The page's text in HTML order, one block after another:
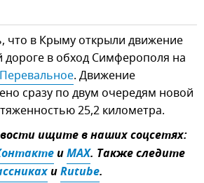
что в Крыму открыли движение
в обход Симферополя на
. Движение
сразу по двум очередям новой
25,2 километра.
ищите в наших соцсетях:
иMAX. Также следите
иRutube.